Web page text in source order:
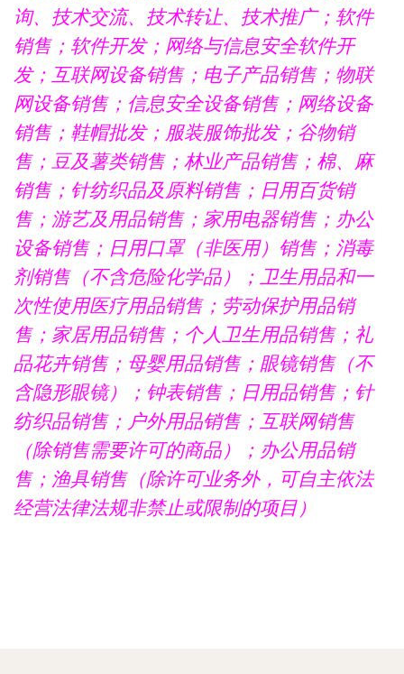
询、技术交流、技术转让、技术推广；软件
销售；软件开发；网络与信息安全软件开
发；互联网设备销售；电子产品销售；物联
网设备销售；信息安全设备销售；网络设备
销售；鞋帽批发；服装服饰批发；谷物销
售；豆及薯类销售；林业产品销售；棉、麻
销售；针纺织品及原料销售；日用百货销
售；游艺及用品销售；家用电器销售；办公
设备销售；日用口罩（非医用）销售；消毒
剂销售（不含危险化学品）；卫生用品和一
次性使用医疗用品销售；劳动保护用品销
售；家居用品销售；个人卫生用品销售；礼
品花卉销售；母婴用品销售；眼镜销售（不
含隐形眼镜）；钟表销售；日用品销售；针
纺织品销售；户外用品销售；互联网销售
（除销售需要许可的商品）；办公用品销
售；渔具销售（除许可业务外，可自主依法
经营法律法规非禁止或限制的项目）